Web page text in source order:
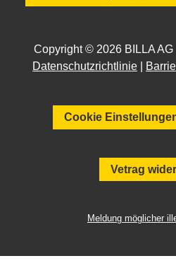
Copyright © 2026 BILLA AG |
Datenschutzrichtlinie
Cookie
Vetrag
Meldung möglicher